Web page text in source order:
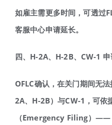
如雇主需更多时间，可透过
客服中心申请延长。
四、 H-2A、 H-2B、 CW-1
OFLC确认，在关门期间无
2A、 H-2B）与CW-1 ，可
（Emergency Filing） ——